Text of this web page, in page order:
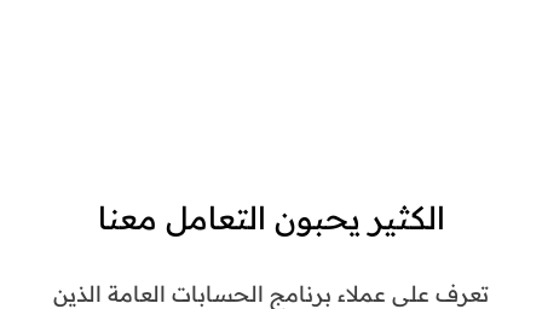
الكثير يحبون التعامل معنا
تعرف على عملاء برنامج الحسابات العامة الذين